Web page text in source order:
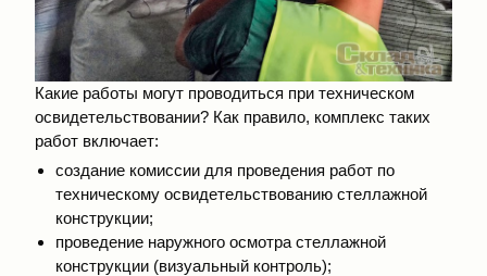
Какие работы могут проводиться при техническом
освидетельствовании? Как правило, комплекс таких
работ включает:
создание комиссии для проведения работ по
техническому освидетельствованию стеллажной
конструкции;
проведение наружного осмотра стеллажной
конструкции (визуальный контроль);